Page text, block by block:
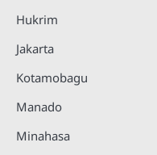
Hukrim
Jakarta
Kotamobagu
Manado
Minahasa